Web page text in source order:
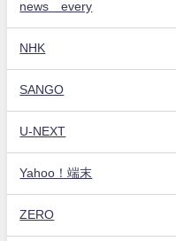
news every
NHK
SANGO
U-NEXT
Yahoo！端末
ZERO